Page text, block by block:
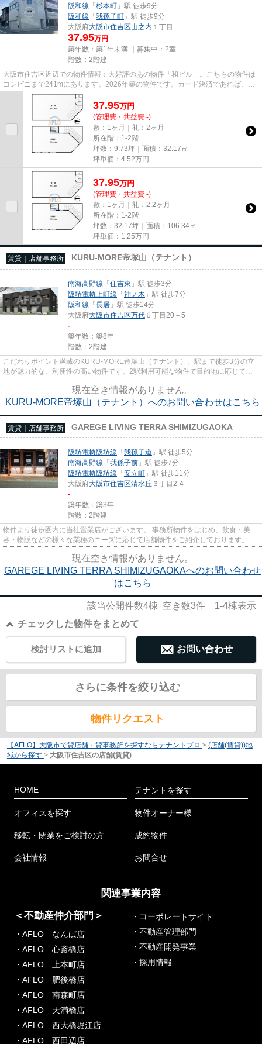
阪和線 「杉本町 」駅 徒歩9分
阪和線 「我孫子町 」駅 徒歩9分
大阪府大阪市住吉区山之内 １丁目
37.95万円
築年数：築1年未満 ｜募集中： 2室
階数：2階建
大阪市住吉区近辺での物件情報：大好評のあの物件「和ビル」。こちらの物件は
コンビニまで241mにあります。2026年築の物件です。カード決済であれば、現
金が手元になくてもお支払いで...
37.95万円
(管理費・共益費 -)
敷：1ヶ月｜礼：2ヶ月
所在階：1-2階
坪数：9.73坪｜面積：32.17㎡
坪単価： 4.52万円
37.95万円
(管理費・共益費 -)
敷：1ヶ月｜礼：2.2ヶ月
所在階：1-2階
坪数：32.17坪｜面積：106.34㎡
坪単価： 1.25万円
賃貸｜店舗事務所 KURU-MORE帝塚山（テナント）
南海高野線 「住吉東 」駅 徒歩3分
阪堺電軌上町線 「神ノ木 」駅 徒歩7分
阪和線 「長居 」駅 徒歩14分
大阪府大阪市住吉区万代 ６丁目20－5
-
築年数：築8年
階数：2階建
こだわりポイント満載のKURU-MORE帝塚山（テナント）。駅まで徒歩3分の立
地が魅力的な、利便性の高い物件です。2駅利用可能な物件で目的地に応じて路
線を選ぶことができます。こちらの...
現在空き情報がありません。
KURU-MORE帝塚山（テナント）へのお問い合わせはこちら
賃貸｜店舗事務所 GAREGE LIVING TERRA SHIMIZUGAOKA
阪堺電軌阪堺線 「我孫子道 」駅 徒歩5分
南海高野線 「我孫子前 」駅 徒歩7分
阪堺電軌阪堺線 「安立町 」駅 徒歩11分
大阪府大阪市住吉区清水丘 ３丁目2-4
-
築年数：築3年
階数：2階建
物件より徒歩圏内に当社営業店がございます。 事務所物件をはじめ、飲食・美
容・物販などの様々な業種のニーズに応じて店舗物件をご紹介しております。
尚、弊社ではおとり広告は一切...
現在空き情報がありません。
GAREGE LIVING TERRA SHIMIZUGAOKAへのお問い合わせ
はこちら
該当公開件数4棟 空き数3件 1-4棟表示
チェックした物件をまとめて
お問い合わせ
検討リストに追加
さらに条件を絞り込む
物件リクエスト
【AFLO】大阪市で貸店舗・貸事務所を探すならテナントプロ > (店舗(賃貸))地
域から探す > 大阪市住吉区の店舗(賃貸)
HOME
オフィスを探す
移転・閉業をご検討の方
会社情報
テナントを探す
物件オーナー様
成約物件
お問合せ
関連事業内容
＜不動産仲介部門＞
・AFLO なんば店
・AFLO 心斎橋店
・AFLO 上本町店
・AFLO 肥後橋店
・AFLO 南森町店
・AFLO 天満橋店
・AFLO 西大橋堀江店
・AFLO 西田辺店
・コーポレートサイト
・不動産管理部門
・不動産開発事業
・採用情報